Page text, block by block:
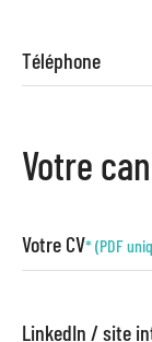
Téléphone
Votre
Votre CV* (PDF
LinkedIn / site